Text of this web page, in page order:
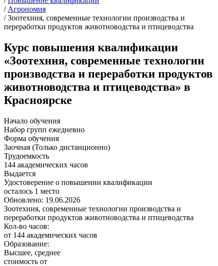
/ Агрономия
/ Зоотехния, современные технологии производства и
переработки продуктов животноводства и птицеводства
Курс повышения квалификации
«Зоотехния, современные технологии
производства и переработки продуктов
животноводства и птицеводства» в
Красноярске
Начало обучения
Набор групп ежедневно
Форма обучения
Заочная (Только дистанционно)
Трудоемкость
144 академических часов
Выдается
Удостоверение о повышении квалификации
осталось 1 место
Обновлено: 19.06.2026
Зоотехния, современные технологии производства и
переработки продуктов животноводства и птицеводства
Кол-во часов:
от 144 академических часов
Образование:
Высшее, среднее
стоимость от